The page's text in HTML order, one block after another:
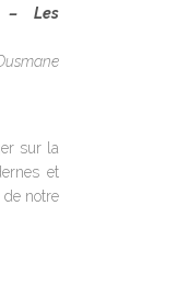
– Les
sur la
et
de notre